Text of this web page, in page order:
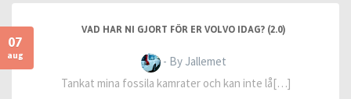
07
aug
VAD HAR NI GJORT FÖR ER VOLVO IDAG? (2.0)
- By Jallemet
Tankat mina fossila kamrater och kan inte lå[…]